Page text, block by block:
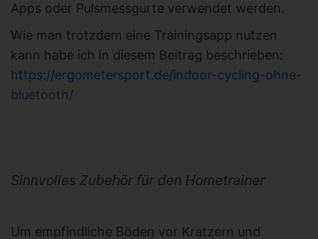
Apps oder Pulsmessgurte verwendet werden.
Wie man trotzdem eine Trainingsapp nutzen
kann habe ich in diesem Beitrag beschrieben:
https://ergometersport.de/indoor-cycling-ohne-
bluetooth/
Sinnvolles Zubehör für den Hometrainer
Um empfindliche Böden vor Kratzern und